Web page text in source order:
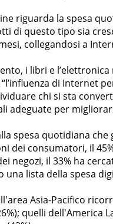
riguarda la spesa
di questo tipo sia
collegandosi a
i libri e
di Internet
chi si sta
adeguate per
spesa quotidiana
dei consumatori, il
negozi, il 33% ha
una lista della spesa
Asia-Pacifico
quelli